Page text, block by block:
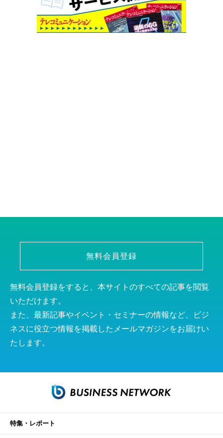
無料会員登録
無料会員登録をすると、本サイトのすべての記事を閲覧
いただけます。
また、最新記事やイベント・セミナーの情報など、ビジ
ネスに役立つ情報を掲載したメールマガジンをお届けい
たします。
特集・レポート